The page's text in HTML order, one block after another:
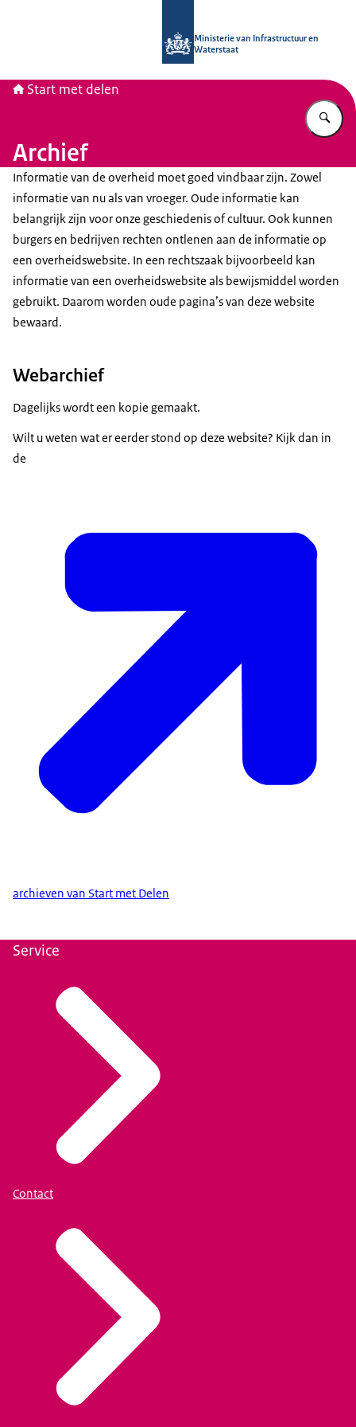
Ministerie van Infrastructuur en
Waterstaat
Start met delen
Archief
Informatie van de overheid moet goed vindbaar zijn. Zowel
informatie van nu als van vroeger. Oude informatie kan
belangrijk zijn voor onze geschiedenis of cultuur. Ook kunnen
burgers en bedrijven rechten ontlenen aan de informatie op
een overheidswebsite. In een rechtszaak bijvoorbeeld kan
informatie van een overheidswebsite als bewijsmiddel worden
gebruikt. Daarom worden oude pagina’s van deze website
bewaard.
Webarchief
Dagelijks wordt een kopie gemaakt.
Wilt u weten wat er eerder stond op deze website? Kijk dan in
de
archieven van Start met Delen
Service
Contact